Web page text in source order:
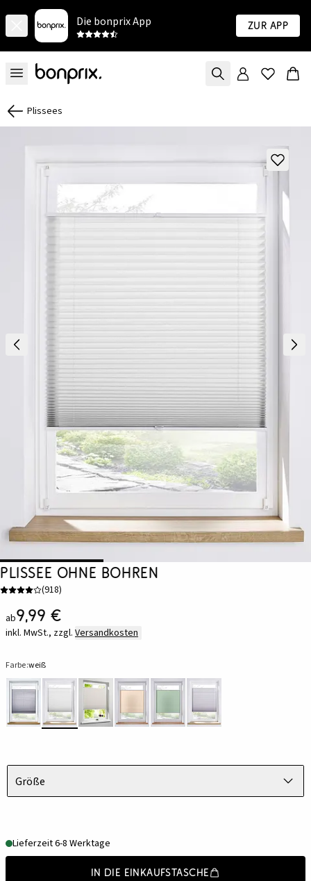
Die bonprix App Zur App
Plissees
Plissee ohne Bohren
(918)
ab9,99 €
inkl. MwSt., zzgl. Versandkosten
Farbe:weiß
Größe
Lieferzeit 6-8 Werktage
In die Einkaufstasche